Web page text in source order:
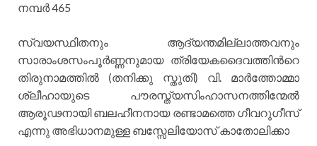
നമ്പര്‍ 465
സ്വയസ്ഥിതനും ആദ്യന്തമില്ലാത്തവനും
സാരാംശസംപൂര്‍ണ്ണനുമായ ത്രിയേകദൈവത്തിന്‍റെ
തിരുനാമത്തില്‍ (തനിക്കു സ്തുതി) വി. മാര്‍ത്തോമ്മാ
ശ്ലീഹായുടെ പൗരസ്ത്യസിംഹാസനത്തിന്മേല്‍
ആരൂഢനായി ബലഹീനനായ രണ്ടാമത്തെ ഗീവറുഗീസ്
എന്നു അഭിധാനമുള്ള ബസ്സേലിയോസ് കാതോലിക്കാ